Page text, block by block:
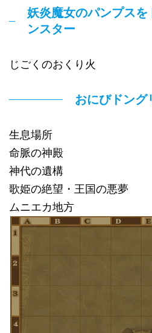
妖炎魔女のパンプスを
ンスター
じごくのおくり火
おにびドング
生息場所
命脈の神殿
神代の遺構
歌姫の絶望・王国の悪夢
ムニエカ地方